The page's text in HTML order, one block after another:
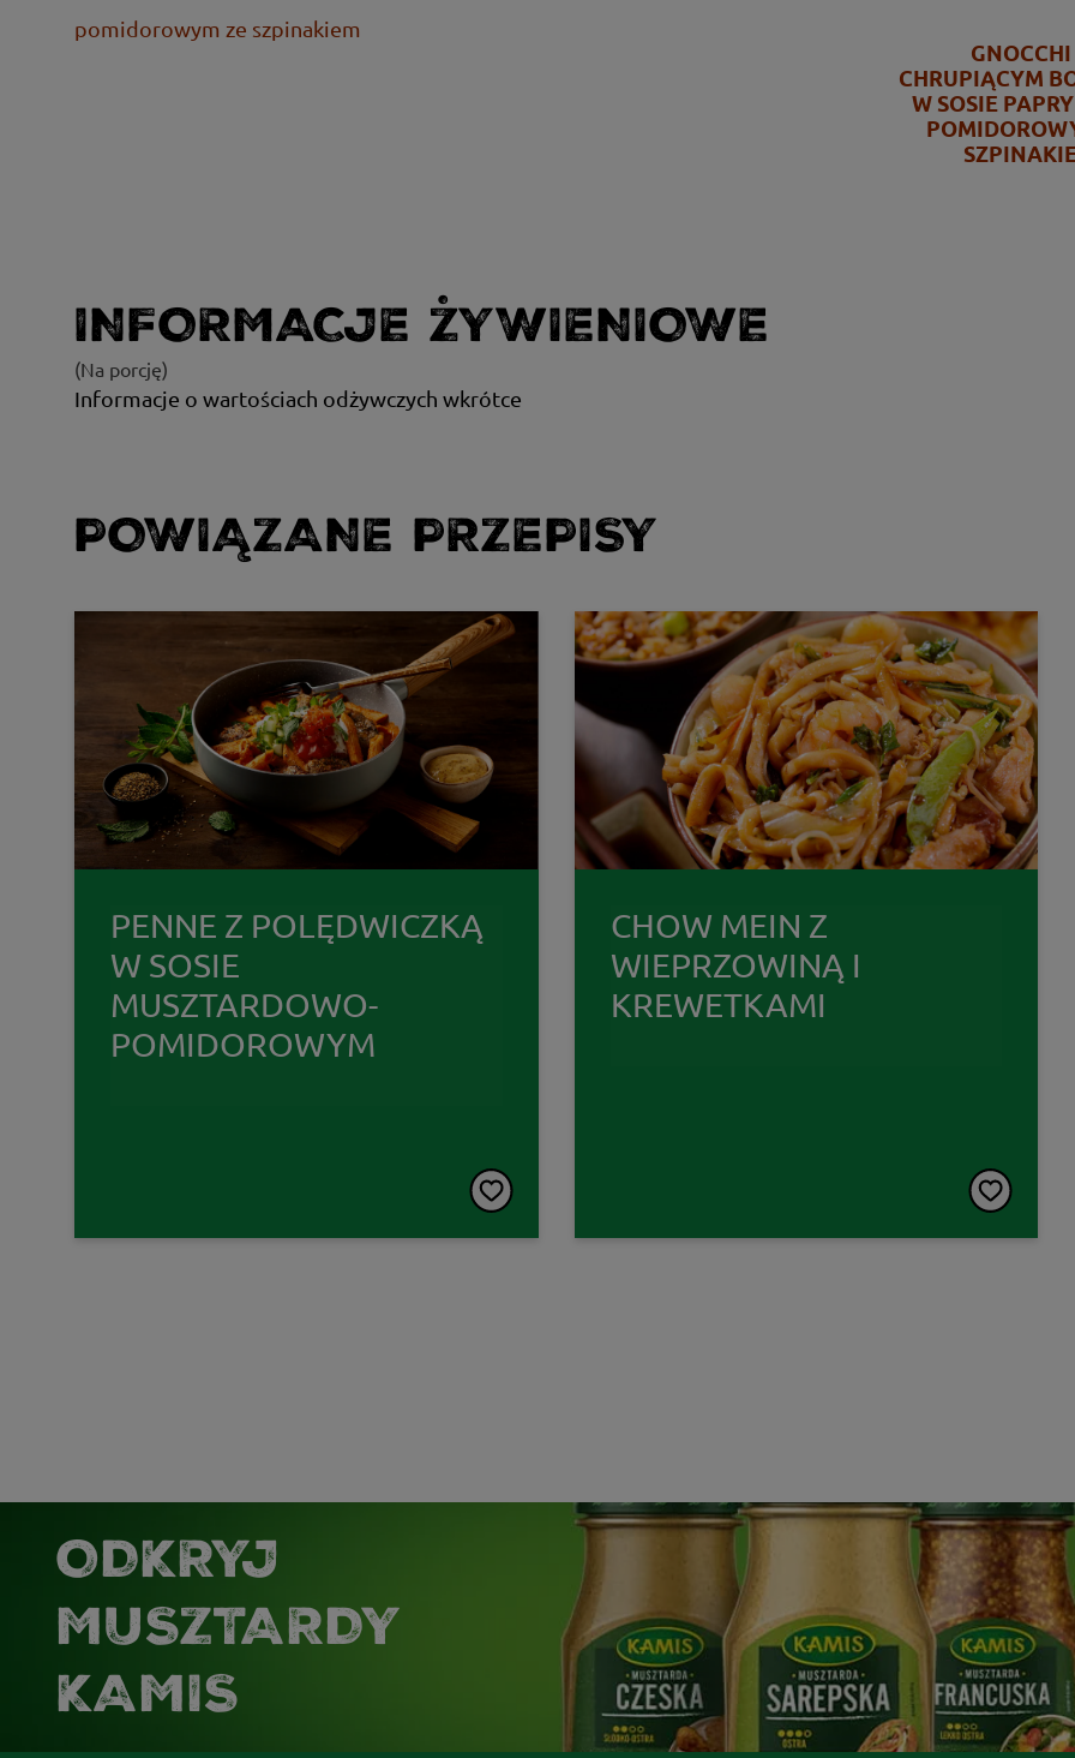
pomidorowym ze szpinakiem
GNOCCHI
CHRUPIĄCYM
W SOSIE
INFORMACJE ŻYWIENIOWE
(Na porcję)
Informacje o wartościach odżywczych wkrótce
POWIĄZANE PRZEPISY
PENNE Z POLĘDWICZKĄ
W SOSIE
MUSZTARDOWO-
POMIDOROWYM
CHOW MEIN Z
WIEPRZOWINĄ I
KREWETKAMI
ODKRYJ
MUSZTARDY
KAMIS